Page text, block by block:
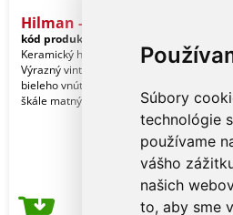
Súbory
technológie
používame
vášho
našich
to, aby sme
Hilman - Hrnček
kód produktu:
Keramický hrnček s objemom 300 ml.
Výrazný vintage dizajn v kombinácii
bieleho vnútrajšku a zvonku v širokej
škále matný